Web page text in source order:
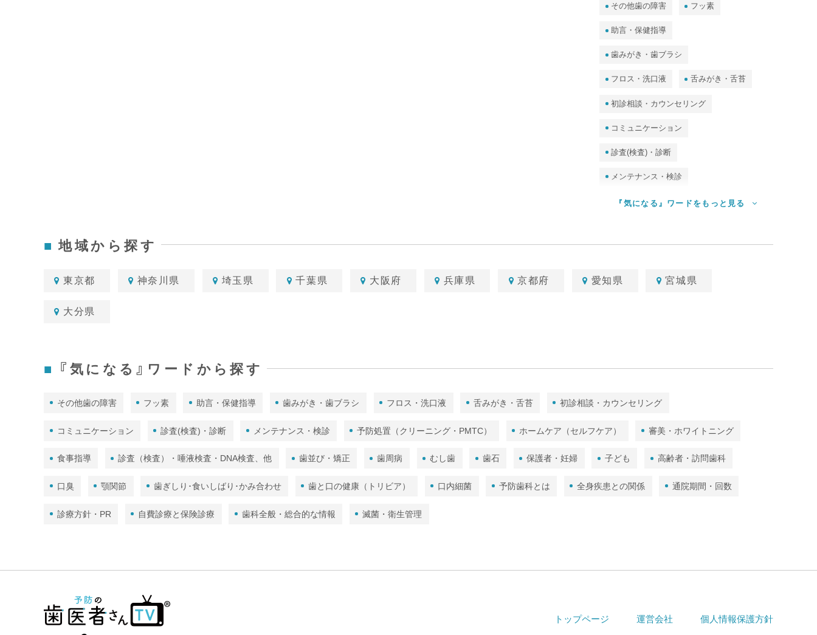
その他歯の障害 フッ素
助言・保健指導
歯みがき・歯ブラシ
フロス・洗口液 舌みがき・舌苔
初診相談・カウンセリング
コミュニケーション
診査(検査)・診断
メンテナンス・検診
予防処置（クリーニング・PMTC）
診査（検査）・唾液検査・DNA検査、他
顎関節
『気になる』ワードをもっと見る
地域から探す
東京都 神奈川県 埼玉県 千葉県 大阪府 兵庫県 京都府 愛知県 宮城県
大分県
『気になる』ワードから探す
その他歯の障害 フッ素 助言・保健指導 歯みがき・歯ブラシ フロス・洗口液 舌みがき・舌苔 初診相談・カウンセリング
コミュニケーション 診査(検査)・診断 メンテナンス・検診 予防処置（クリーニング・PMTC） ホームケア（セルフケア） 審美・ホワイトニング
食事指導 診査（検査）・唾液検査・DNA検査、他 歯並び・矯正 歯周病 むし歯 歯石 保護者・妊婦 子ども 高齢者・訪問歯科
口臭 顎関節 歯ぎしり･食いしばり･かみ合わせ 歯と口の健康（トリビア） 口内細菌 予防歯科とは 全身疾患との関係 通院期間・回数
診療方針・PR 自費診療と保険診療 歯科全般・総合的な情報 滅菌・衛生管理
トップページ 運営会社 個人情報保護方針